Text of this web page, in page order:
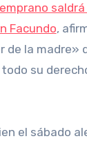
saldrá
Facundo,
de la madre»
su
el sábado